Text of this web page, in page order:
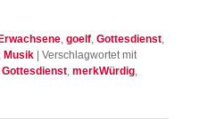
Erwachsene,goelf,Gottesdienst,
, Musik |Verschlagwortet mit
Gottesdienst,merkWürdig,